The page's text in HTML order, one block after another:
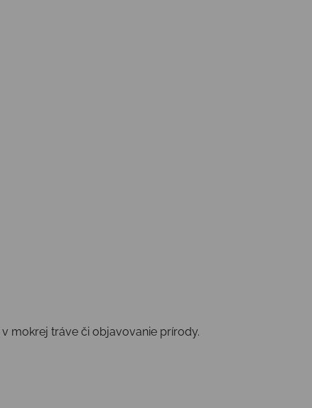
mokrej tráve či objavovanie prírody.